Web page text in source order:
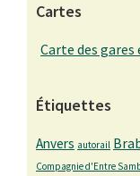
Cartes
Carte des
Étiquettes
Anvers autorail
Compagnie d'Entre